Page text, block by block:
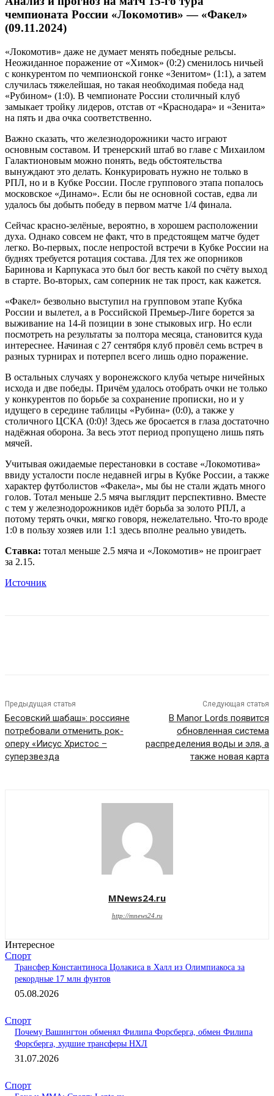
чемпионата России «Локомотив» — «Факел»
(09.11.2024)
«Локомотив» даже не думает менять победные рельсы.
Неожиданное поражение от «Химок» (0:2) сменилось ничьей
с конкурентом по чемпионской гонке «Зенитом» (1:1), а затем
случилась тяжелейшая, но такая необходимая победа над
«Рубином» (1:0). В чемпионате России столичный клуб
замыкает тройку лидеров, отстав от «Краснодара» и «Зенита»
на пять и два очка соответственно.
Важно сказать, что железнодорожники часто играют
основным составом. И тренерский штаб во главе с Михаилом
Галактионовым можно понять, ведь обстоятельства
вынуждают это делать. Конкурировать нужно не только в
РПЛ, но и в Кубке России. После группового этапа попалось
московское «Динамо». Если бы не основной состав, едва ли
удалось бы добыть победу в первом матче 1/4 финала.
Сейчас красно-зелёные, вероятно, в хорошем расположении
духа. Однако совсем не факт, что в предстоящем матче будет
легко. Во-первых, после непростой встречи в Кубке России на
буднях требуется ротация состава. Для тех же опорников
Баринова и Карпукаса это был бог весть какой по счёту выход
в старте. Во-вторых, сам соперник не так прост, как кажется.
«Факел» безвольно выступил на групповом этапе Кубка
России и вылетел, а в Российской Премьер-Лиге борется за
выживание на 14-й позиции в зоне стыковых игр. Но если
посмотреть на результаты за полтора месяца, становится куда
интереснее. Начиная с 27 сентября клуб провёл семь встреч в
разных турнирах и потерпел всего лишь одно поражение.
В остальных случаях у воронежского клуба четыре ничейных
исхода и две победы. Причём удалось отобрать очки не только
у конкурентов по борьбе за сохранение прописки, но и у
идущего в середине таблицы «Рубина» (0:0), а также у
столичного ЦСКА (0:0)! Здесь же бросается в глаза достаточно
надёжная оборона. За весь этот период пропущено лишь пять
мячей.
Учитывая ожидаемые перестановки в составе «Локомотива»
ввиду усталости после недавней игры в Кубке России, а также
характер футболистов «Факела», мы бы не стали ждать много
голов. Тотал меньше 2.5 мяча выглядит перспективно. Вместе
с тем у железнодорожников идёт борьба за золото РПЛ, а
потому терять очки, мягко говоря, нежелательно. Что-то вроде
1:0 в пользу хозяев или 1:1 здесь вполне реально увидеть.
Ставка: тотал меньше 2.5 мяча и «Локомотив» не проиграет
за 2.15.
Источник
Предыдущая статья
Бесовский шабаш»: россияне
потребовали отменить рок-
оперу «Иисус Христос –
суперзвезда
Следующая статья
В Manor Lords появится
обновленная система
распределения воды и эля, а
также новая карта
MNews24.ru
http://mnews24.ru
Интересное
Спорт
Трансфер Константиноса Цолакиса в Халл из Олимпиакоса за
рекордные 17 млн фунтов
05.08.2026
Спорт
Почему Вашингтон обменял Филипа Форсберга, обмен Филипа
Форсберга, худшие трансферы НХЛ
31.07.2026
Спорт